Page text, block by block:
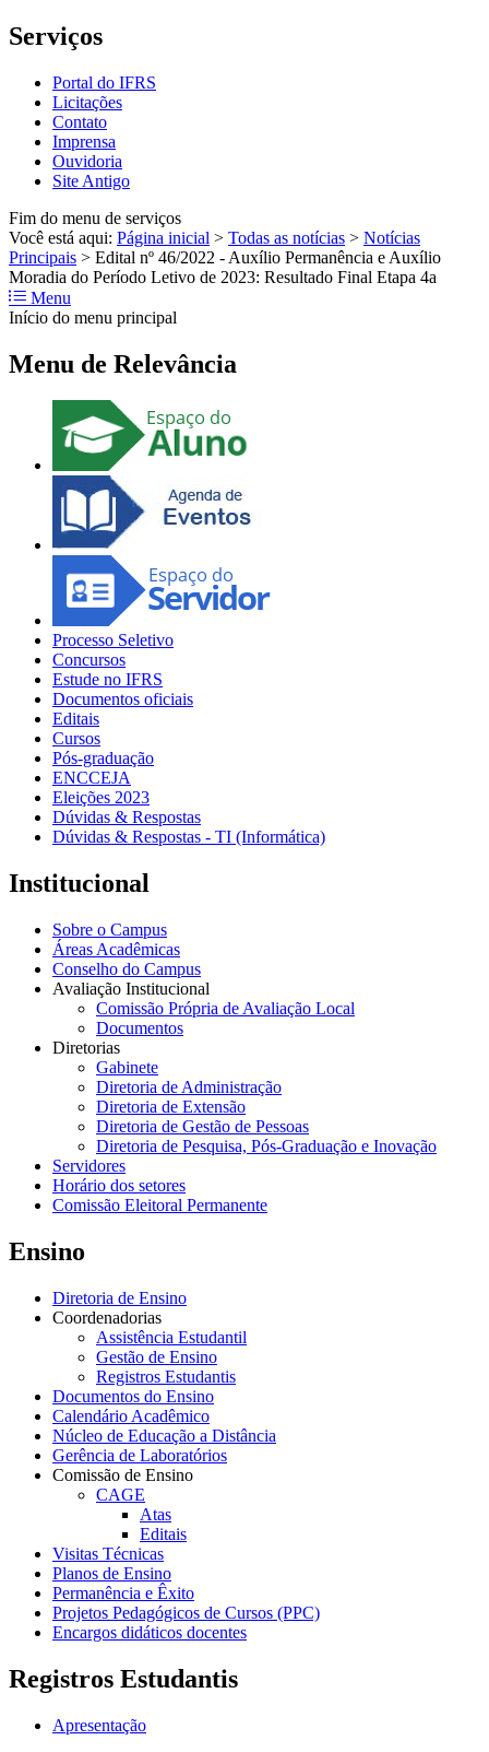
Serviços
Portal do IFRS
Licitações
Contato
Imprensa
Ouvidoria
Site Antigo
Fim do menu de serviços
Você está aqui: Página inicial > Todas as notícias > Notícias
Principais > Edital nº 46/2022 - Auxílio Permanência e Auxílio
Moradia do Período Letivo de 2023: Resultado Final Etapa 4a
Menu
Início do menu principal
Menu de Relevância
Processo Seletivo
Concursos
Estude no IFRS
Documentos oficiais
Editais
Cursos
Pós-graduação
ENCCEJA
Eleições 2023
Dúvidas & Respostas
Dúvidas & Respostas - TI (Informática)
Institucional
Sobre o Campus
Áreas Acadêmicas
Conselho do Campus
Avaliação Institucional
Comissão Própria de Avaliação Local
Documentos
Diretorias
Gabinete
Diretoria de Administração
Diretoria de Extensão
Diretoria de Gestão de Pessoas
Diretoria de Pesquisa, Pós-Graduação e Inovação
Servidores
Horário dos setores
Comissão Eleitoral Permanente
Ensino
Diretoria de Ensino
Coordenadorias
Assistência Estudantil
Gestão de Ensino
Registros Estudantis
Documentos do Ensino
Calendário Acadêmico
Núcleo de Educação a Distância
Gerência de Laboratórios
Comissão de Ensino
CAGE
Atas
Editais
Visitas Técnicas
Planos de Ensino
Permanência e Êxito
Projetos Pedagógicos de Cursos (PPC)
Encargos didáticos docentes
Registros Estudantis
Apresentação